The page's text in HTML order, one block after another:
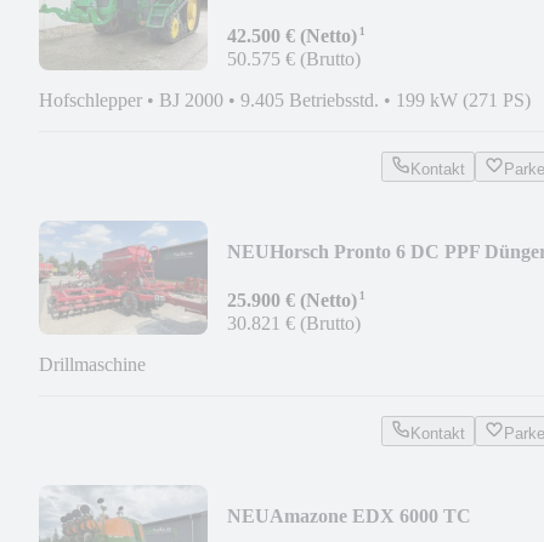
42.500 € (Netto)¹
50.575 € (Brutto)
Hofschlepper • BJ 2000 • 9.405 Betriebsstd. • 199 kW (271 PS)
Kontakt
NEUHorsch Pronto 6 DC PPF
25.900 € (Netto)¹
30.821 € (Brutto)
Drillmaschine
Kontakt
NEUAmazone EDX 6000 TC